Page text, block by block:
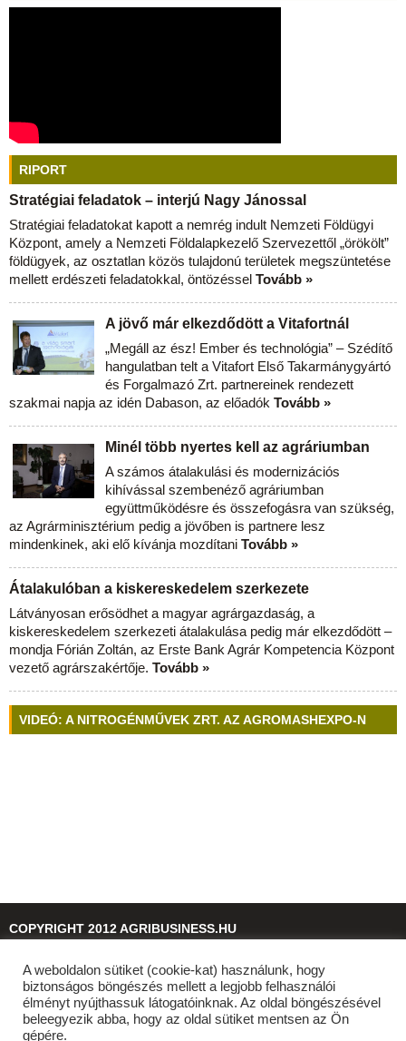
RIPORT
Stratégiai feladatok – interjú Nagy Jánossal
Stratégiai feladatokat kapott a nemrég indult Nemzeti Földügyi
Központ, amely a Nemzeti Földalapkezelő Szervezettől „örökölt”
földügyek, az osztatlan közös tulajdonú területek megszüntetése
mellett erdészeti feladatokkal, öntözéssel Tovább »
A jövő már elkezdődött a Vitafortnál
„Megáll az ész! Ember és technológia” – Szédítő
hangulatban telt a Vitafort Első Takarmánygyártó
és Forgalmazó Zrt. partnereinek rendezett
szakmai napja az idén Dabason, az előadók Tovább »
Minél több nyertes kell az agráriumban
A számos átalakulási és modernizációs
kihívással szembenéző agráriumban
együttműködésre és összefogásra van szükség,
az Agrárminisztérium pedig a jövőben is partnere lesz
mindenkinek, aki elő kívánja mozdítani Tovább »
Átalakulóban a kiskereskedelem szerkezete
Látványosan erősödhet a magyar agrárgazdaság, a
kiskereskedelem szerkezeti átalakulása pedig már elkezdődött –
mondja Fórián Zoltán, az Erste Bank Agrár Kompetencia Központ
vezető agrárszakértője. Tovább »
VIDEÓ: A NITROGÉNMŰVEK ZRT. AZ AGROMASHEXPO-N
COPYRIGHT 2012 AGRIBUSINESS.HU
© 2026agribusiness.hu
A weboldalon sütiket (cookie-kat) használunk, hogy
biztonságos böngészés mellett a legjobb felhasználói
élményt nyújthassuk látogatóinknak. Az oldal böngészésével
beleegyezik abba, hogy az oldal sütiket mentsen az Ön
gépére.